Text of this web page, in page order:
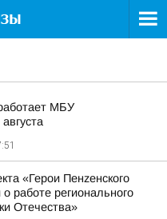
МБУ
«Герои Пенzенского
о работе регионального
Отечества»